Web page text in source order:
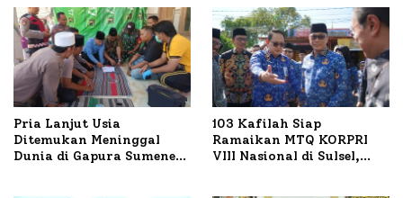
Pria Lanjut Usia
Ditemukan Meninggal
Dunia di Gapura Sumenep,
103 Kafilah Siap
Ramaikan MTQ KORPRI
VIII Nasional di Sulsel,